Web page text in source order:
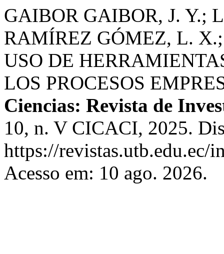
GAIBOR GAIBOR, J. Y.;
RAMÍREZ GÓMEZ, L.
USO DE
LOS PROCESOS
Ciencias: Revista de
10, n. V CICACI, 2025.
https://revistas.utb.edu.ec/
Acesso em: 10 ago. 2026.